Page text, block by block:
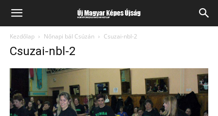
Kezdőlap Nőnapi bál Csúzán Csuzai-nbl-2
Csuzai-nbl-2